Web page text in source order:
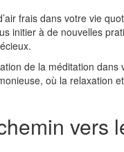
frais dans votre vie
initier à de nouvelles
de la méditation dans
où la relaxation
vers